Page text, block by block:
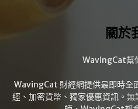
關於
WavingCat幫
WavingCat 財經網提供最即時全
經、加密貨幣、獨家優惠資訊。